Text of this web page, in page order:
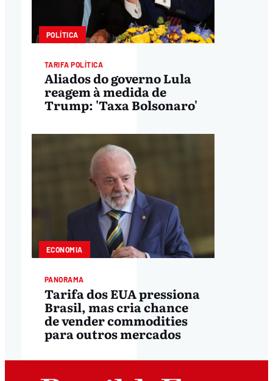
POLÍTICA
TARIFA POLÍTICA
Aliados do governo Lula
reagem à medida de
Trump: 'Taxa Bolsonaro'
ECONOMIA
PANORAMA
Tarifa dos EUA pressiona
Brasil, mas cria chance
de vender commodities
para outros mercados